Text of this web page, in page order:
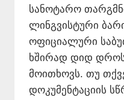
სანოტარო
ლინგვისტური
ოფიციალური
ხშირად დიდ
მოითხოვს. თუ
დოკუმენტაციის